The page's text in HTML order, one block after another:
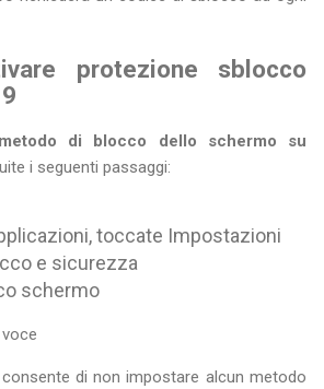
protezione sblocco
di blocco dello schermo su
i seguenti passaggi:
toccate Impostazioni
e sicurezza
schermo
di non impostare alcun metodo